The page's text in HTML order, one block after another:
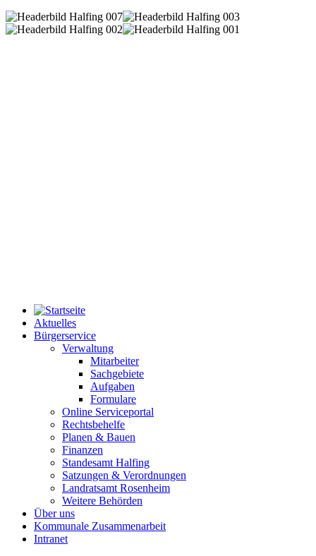
Aktuelles
Bürgerservice
Verwaltung
Mitarbeiter
Sachgebiete
Aufgaben
Formulare
Online Serviceportal
Rechtsbehelfe
Planen & Bauen
Finanzen
Standesamt Halfing
Satzungen & Verordnungen
Landratsamt Rosenheim
Weitere Behörden
Über uns
Kommunale Zusammenarbeit
Intranet